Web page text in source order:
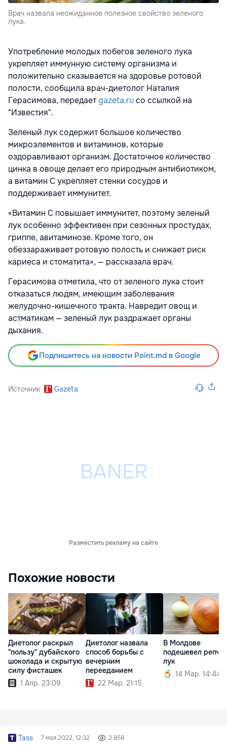
Врач назвала неожиданное полезное свойство зеленого
лука.
Употребление молодых побегов зеленого лука
укрепляет иммунную систему организма и
положительно сказывается на здоровье ротовой
полости, сообщила врач-диетолог Наталия
Герасимова, передаетgazeta.ruсо ссылкой на
"Известия".
Зеленый лук содержит большое количество
микроэлементов и витаминов, которые
оздоравливают организм. Достаточное количество
цинка в овоще делает его природным антибиотиком,
а витамин С укрепляет стенки сосудов и
поддерживает иммунитет.
«Витамин С повышает иммунитет, поэтому зеленый
лук особенно эффективен при сезонных простудах,
гриппе, авитаминозе. Кроме того, он
обеззараживает ротовую полость и снижает риск
кариеса и стоматита», — рассказала врач.
Герасимова отметила, что от зеленого лука стоит
отказаться людям, имеющим заболевания
желудочно-кишечного тракта. Навредит овощ и
астматикам — зеленый лук раздражает органы
дыхания.
Подпишитесь на новости Point.md в Google
Источник Gazeta
Разместить рекламу на сайте
Похожие новости
Диетолог раскрыл
"пользу" дубайского
шоколада и скрытую
силу фисташек
1 Апр. 23:09
Диетолог назвала
способ борьбы с
вечерним
перееданием
22 Мар. 21:15
В Молдове
подешевел
лук
14 Мар. 14:44
Tass 7 мая 2022, 12:32 2 858